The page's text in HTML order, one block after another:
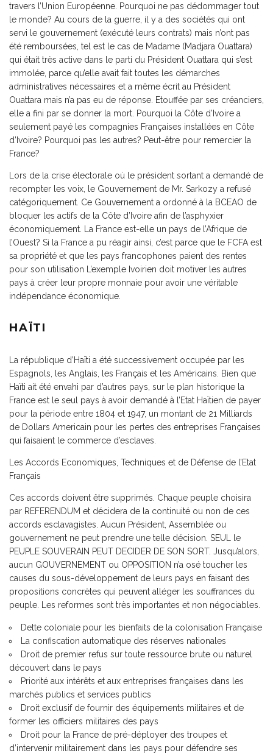
travers l’Union Européenne. Pourquoi ne pas dédommager tout
le monde? Au cours de la guerre, il y a des sociétés qui ont
servi le gouvernement (exécuté leurs contrats) mais n’ont pas
été remboursées, tel est le cas de Madame (Madjara Ouattara)
qui était très active dans le parti du Président Ouattara qui s’est
immolée, parce qu’elle avait fait toutes les démarches
administratives nécessaires et a même écrit au Président
Ouattara mais n’a pas eu de réponse. Etouffée par ses créanciers,
elle a fini par se donner la mort. Pourquoi la Côte d’Ivoire a
seulement payé les compagnies Françaises installées en Côte
d’Ivoire? Pourquoi pas les autres? Peut-être pour remercier la
France?
Lors de la crise électorale où le président sortant a demandé de
recompter les voix, le Gouvernement de Mr. Sarkozy a refusé
catégoriquement. Ce Gouvernement a ordonné à la BCEAO de
bloquer les actifs de la Côte d’Ivoire afin de l’asphyxier
économiquement. La France est-elle un pays de l’Afrique de
l’Ouest? Si la France a pu réagir ainsi, c’est parce que le FCFA est
sa propriété et que les pays francophones paient des rentes
pour son utilisation L’exemple Ivoirien doit motiver les autres
pays à créer leur propre monnaie pour avoir une véritable
indépendance économique.
HAÏTI
La république d’Haïti a été successivement occupée par les
Espagnols, les Anglais, les Français et les Américains. Bien que
Haïti ait été envahi par d’autres pays, sur le plan historique la
France est le seul pays à avoir demandé à l’Etat Haïtien de payer
pour la période entre 1804 et 1947, un montant de 21 Milliards
de Dollars Americain pour les pertes des entreprises Françaises
qui faisaient le commerce d’esclaves.
Les Accords Economiques, Techniques et de Défense de l’Etat
Français
Ces accords doivent être supprimés. Chaque peuple choisira
par REFERENDUM et décidera de la continuité ou non de ces
accords esclavagistes. Aucun Président, Assemblée ou
gouvernement ne peut prendre une telle décision. SEUL le
PEUPLE SOUVERAIN PEUT DECIDER DE SON SORT. Jusqu’alors,
aucun GOUVERNEMENT ou OPPOSITION n’a osé toucher les
causes du sous-développement de leurs pays en faisant des
propositions concrètes qui peuvent alléger les souffrances du
peuple. Les reformes sont très importantes et non négociables.
Dette coloniale pour les bienfaits de la colonisation Française
La confiscation automatique des réserves nationales
Droit de premier refus sur toute ressource brute ou naturel
découvert dans le pays
Priorité aux intérêts et aux entreprises françaises dans les
marchés publics et services publics
Droit exclusif de fournir des équipements militaires et de
former les officiers militaires des pays
Droit pour la France de pré-déployer des troupes et
d’intervenir militairement dans les pays pour défendre ses